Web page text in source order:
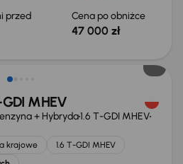
przed
Cena po obniżce
47 000 zł
MHEV
+ Hybryda1.6 T-GDI MHEV
krajowe
1.6 T-GDI MHEV